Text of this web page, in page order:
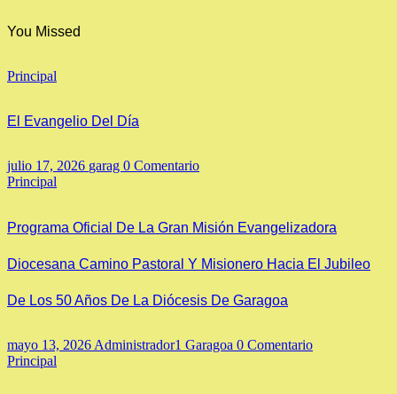
You Missed
Principal
El Evangelio Del Día
julio 17, 2026 garag 0 Comentario
Principal
Programa Oficial De La Gran Misión Evangelizadora
Diocesana Camino Pastoral Y Misionero Hacia El Jubileo
De Los 50 Años De La Diócesis De Garagoa
mayo 13, 2026 Administrador1 Garagoa 0 Comentario
Principal